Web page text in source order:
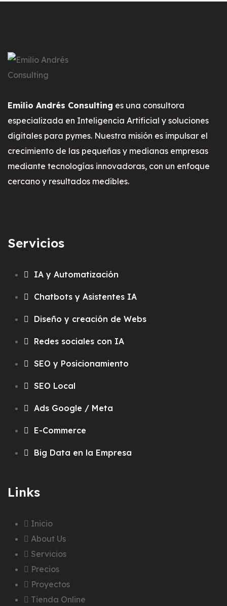
Emilio Andrés Consulting es una consultora
especializada en Inteligencia Artificial y soluciones
digitales para pymes. Nuestra misión es impulsar el
crecimiento de las pequeñas y medianas empresas
mediante tecnologías innovadoras, con un enfoque
cercano y resultados medibles.
Servicios
IA y Automatización
Chatbots y Asistentes IA
Diseño y creación de Webs
Redes sociales con IA
SEO y Posicionamiento
SEO Local
Ads Google / Meta
E-Commerce
Big Data en la Empresa
Links
Inicio
About Us
Servicios
Precios
Proyectos
Tienda Online